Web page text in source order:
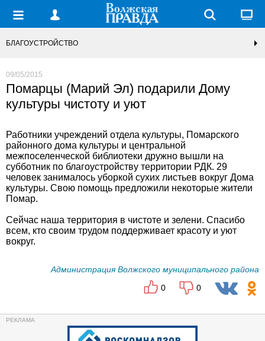
БЛАГОУСТРОЙСТВО
09/05/2015
Помарцы (Марий Эл) подарили Дому
культуры чистоту и уют
Работники учреждений отдела культуры, Помарского
районного дома культуры и центральной
межпоселенческой библиотеки дружно вышли на
субботник по благоустройству территории РДК. 29
человек занималось уборкой сухих листьев вокруг Дома
культуры. Свою помощь предложили некоторые жители
Помар.
Сейчас наша территория в чистоте и зелени. Спасибо
всем, кто своим трудом поддерживает красоту и уют
вокруг.
Администрация Волжского муниципального района
0
0